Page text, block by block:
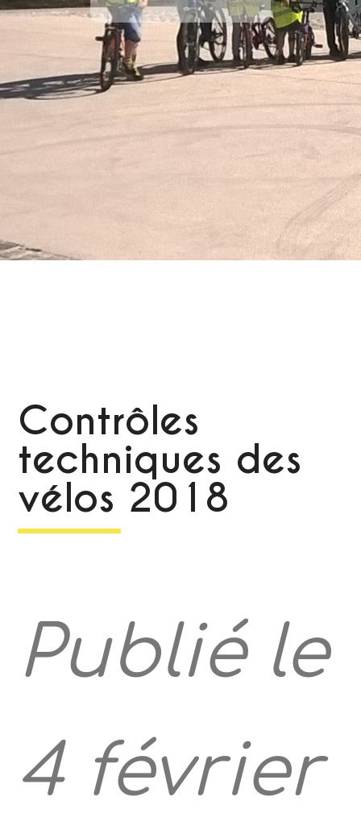
Contrôles
techniques des
vélos 2018
Publié le
4 février